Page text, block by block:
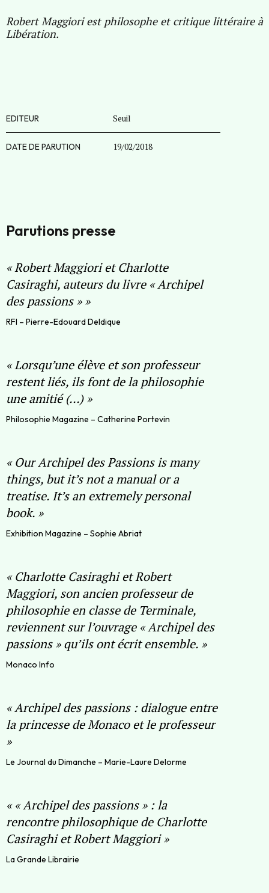
Robert Maggiori est philosophe et critique littéraire à
Libération.
EDITEUR Seuil
DATE DE PARUTION 19/02/2018
Parutions presse
«Robert Maggiori et Charlotte
Casiraghi, auteurs du livre « Archipel
des passions »»
RFI – Pierre-Edouard Deldique
«Lorsqu’une élève et son professeur
restent liés, ils font de la philosophie
une amitié (…)»
Philosophie Magazine – Catherine Portevin
«Our Archipel des Passions is many
things, but it’s not a manual or a
treatise. It’s an extremely personal
book. »
Exhibition Magazine – Sophie Abriat
«Charlotte Casiraghi et Robert
Maggiori, son ancien professeur de
philosophie en classe de Terminale,
reviennent sur l’ouvrage « Archipel des
passions » qu’ils ont écrit ensemble. »
Monaco Info
«Archipel des passions : dialogue entre
la princesse de Monaco et le professeur
»
Le Journal du Dimanche – Marie-Laure Delorme
«« Archipel des passions » : la
rencontre philosophique de Charlotte
Casiraghi et Robert Maggiori»
La Grande Librairie